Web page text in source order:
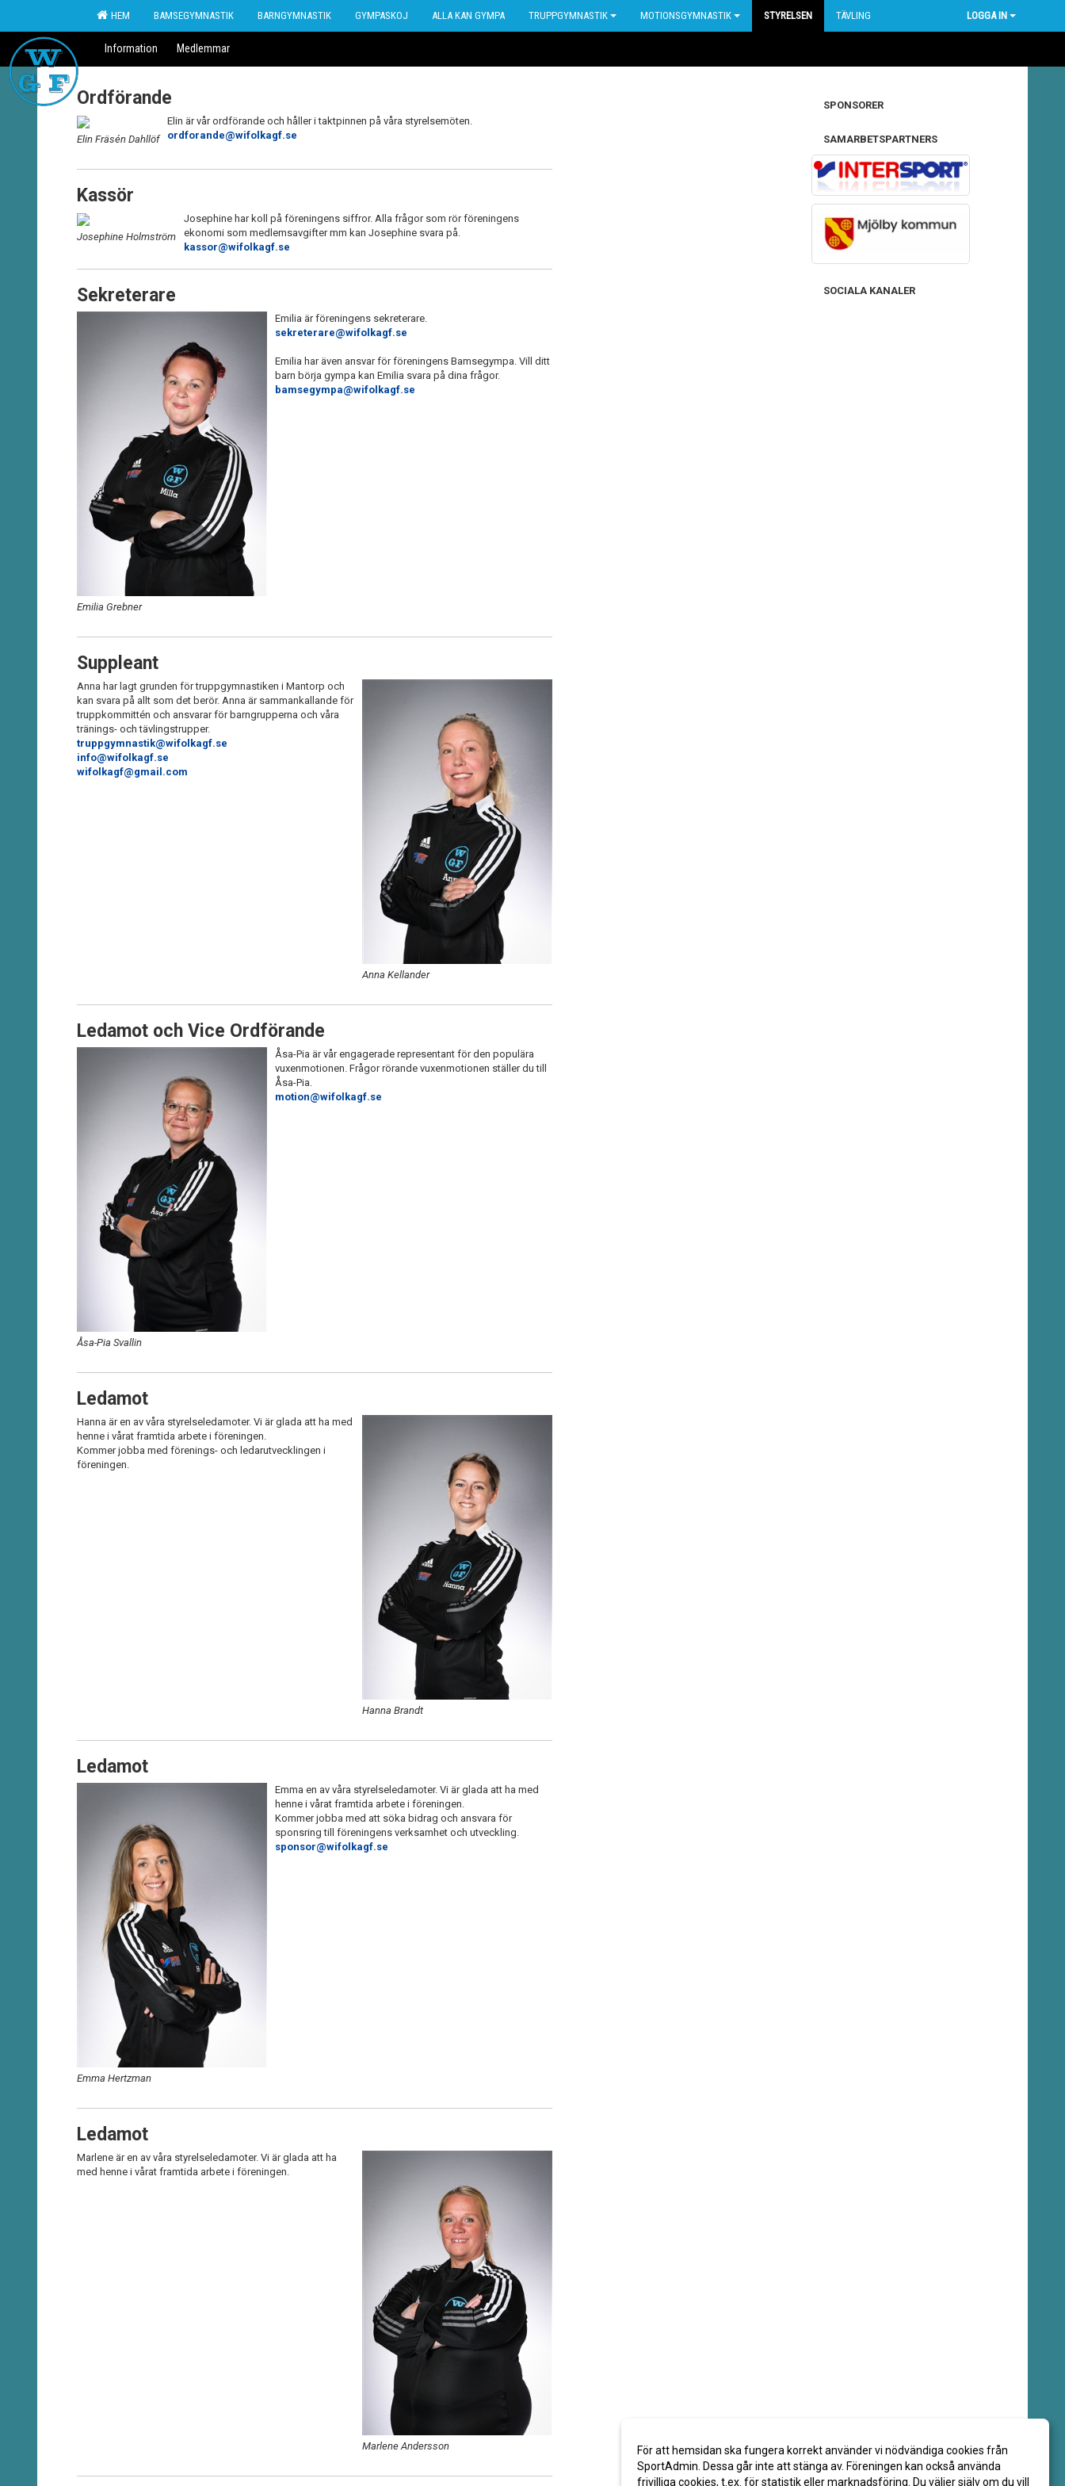
HEM BAMSEGYMNASTIK BARNGYMNASTIK GYMPASKOJ ALLA KAN GYMPA TRUPPGYMNASTIK MOTIONSGYMNASTIK STYRELSEN TÄVLING LOGGA IN
Information Medlemmar
Ordförande
Elin Fräsén Dahllöf
Elin är vår ordförande och håller i taktpinnen på våra styrelsemöten.
ordforande@wifolkagf.se
Kassör
Josephine Holmström
Josephine har koll på föreningens siffror. Alla frågor som rör föreningens
ekonomi som medlemsavgifter mm kan Josephine svara på.
kassor@wifolkagf.se
Sekreterare
Emilia Grebner
Emilia är föreningens sekreterare.
sekreterare@wifolkagf.se
Emilia har även ansvar för föreningens Bamsegympa. Vill ditt
barn börja gympa kan Emilia svara på dina frågor.
bamsegympa@wifolkagf.se
Suppleant
Anna Kellander
Anna har lagt grunden för truppgymnastiken i Mantorp och
kan svara på allt som det berör. Anna är sammankallande för
truppkommittén och ansvarar för barngrupperna och våra
tränings- och tävlingstrupper.
truppgymnastik@wifolkagf.se
info@wifolkagf.se
wifolkagf@gmail.com
Ledamot och Vice Ordförande
Åsa-Pia Svallin
Åsa-Pia är vår engagerade representant för den populära
vuxenmotionen. Frågor rörande vuxenmotionen ställer du till
Åsa-Pia.
motion@wifolkagf.se
Ledamot
Hanna Brandt
Hanna är en av våra styrelseledamoter. Vi är glada att ha med
henne i vårat framtida arbete i föreningen.
Kommer jobba med förenings- och ledarutvecklingen i
föreningen.
Ledamot
Emma Hertzman
Emma en av våra styrelseledamoter. Vi är glada att ha med
henne i vårat framtida arbete i föreningen.
Kommer jobba med att söka bidrag och ansvara för
sponsring till föreningens verksamhet och utveckling.
sponsor@wifolkagf.se
Ledamot
Marlene Andersson
Marlene är en av våra styrelseledamoter. Vi är glada att ha
med henne i vårat framtida arbete i föreningen.
SPONSORER
SAMARBETSPARTNERS
SOCIALA KANALER
För att hemsidan ska fungera korrekt använder vi nödvändiga cookies från
SportAdmin. Dessa går inte att stänga av. Föreningen kan också använda
frivilliga cookies, t.ex. för statistik eller marknadsföring. Du väljer själv om du vill